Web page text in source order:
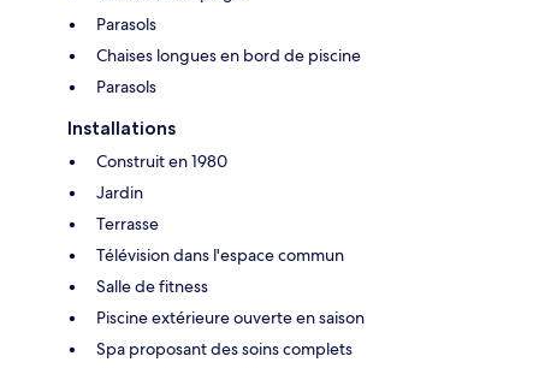
Parasols
Chaises longues en bord de piscine
Parasols
Installations
Construit en 1980
Jardin
Terrasse
Télévision dans l'espace commun
Salle de fitness
Piscine extérieure ouverte en saison
Spa proposant des soins complets